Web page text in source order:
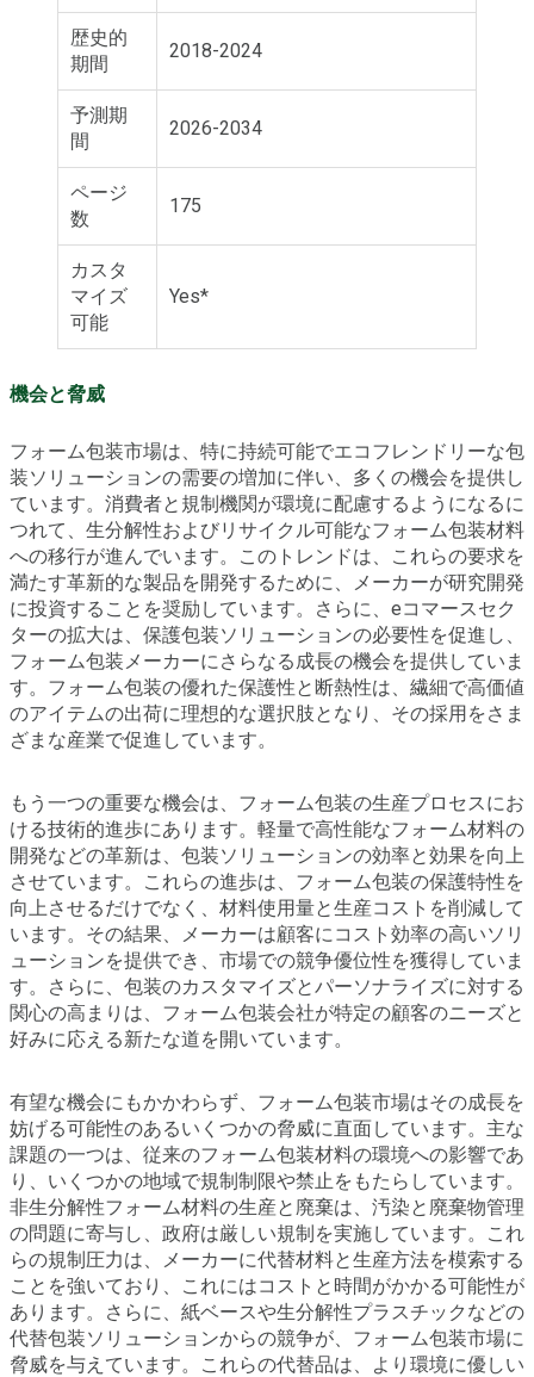
歴史的
期間
2018-2024
予測期
間
2026-2034
ページ
数
175
カスタ
マイズ
可能
Yes*
機会と脅威
フォーム包装市場は、特に持続可能でエコフレンドリーな包
装ソリューションの需要の増加に伴い、多くの機会を提供し
ています。消費者と規制機関が環境に配慮するようになるに
つれて、生分解性およびリサイクル可能なフォーム包装材料
への移行が進んでいます。このトレンドは、これらの要求を
満たす革新的な製品を開発するために、メーカーが研究開発
に投資することを奨励しています。さらに、eコマースセク
ターの拡大は、保護包装ソリューションの必要性を促進し、
フォーム包装メーカーにさらなる成長の機会を提供していま
す。フォーム包装の優れた保護性と断熱性は、繊細で高価値
のアイテムの出荷に理想的な選択肢となり、その採用をさま
ざまな産業で促進しています。
もう一つの重要な機会は、フォーム包装の生産プロセスにお
ける技術的進歩にあります。軽量で高性能なフォーム材料の
開発などの革新は、包装ソリューションの効率と効果を向上
させています。これらの進歩は、フォーム包装の保護特性を
向上させるだけでなく、材料使用量と生産コストを削減して
います。その結果、メーカーは顧客にコスト効率の高いソリ
ューションを提供でき、市場での競争優位性を獲得していま
す。さらに、包装のカスタマイズとパーソナライズに対する
関心の高まりは、フォーム包装会社が特定の顧客のニーズと
好みに応える新たな道を開いています。
有望な機会にもかかわらず、フォーム包装市場はその成長を
妨げる可能性のあるいくつかの脅威に直面しています。主な
課題の一つは、従来のフォーム包装材料の環境への影響であ
り、いくつかの地域で規制制限や禁止をもたらしています。
非生分解性フォーム材料の生産と廃棄は、汚染と廃棄物管理
の問題に寄与し、政府は厳しい規制を実施しています。これ
らの規制圧力は、メーカーに代替材料と生産方法を模索する
ことを強いており、これにはコストと時間がかかる可能性が
あります。さらに、紙ベースや生分解性プラスチックなどの
代替包装ソリューションからの競争が、フォーム包装市場に
脅威を与えています。これらの代替品は、より環境に優しい